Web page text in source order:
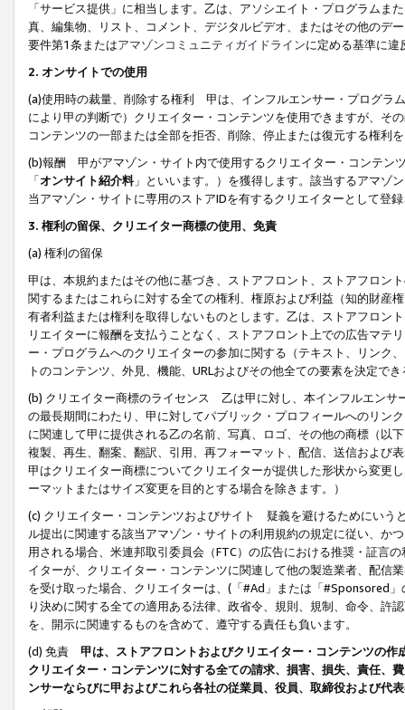
「サービス提供」に相当します。乙は、アソシエイト・プログラム
真、編集物、リスト、コメント、デジタルビデオ、またはその他のデ
要件第1条またはアマゾンコミュニティガイドラインに定める基準に違
2. オンサイトでの使用
(a)使用時の裁量、削除する権利 甲は、インフルエンサー・プログラ
により甲の判断で）クリエイター・コンテンツを使用できますが、そ
コンテンツの一部または全部を拒否、削除、停止または復元する権利
(b)報酬 甲がアマゾン・サイト内で使用するクリエイター・コンテン
「オンサイト紹介料」といいます。）を獲得します。該当するアマゾ
当アマゾン・サイトに専用のストアIDを有するクリエイターとして登
3. 権利の留保、クリエイター商標の使用、免責
(a) 権利の留保
甲は、本規約またはその他に基づき、ストアフロント、ストアフロン
関するまたはこれらに対する全ての権利、権原および利益（知的財産
有者利益または権利を取得しないものとします。乙は、ストアフロン
リエイターに報酬を支払うことなく、ストアフロント上での広告マテ
ー・プログラムへのクリエイターの参加に関する（テキスト、リンク
トのコンテンツ、外見、機能、URLおよびその他全ての要素を決定で
(b) クリエイター商標のライセンス 乙は甲に対し、本インフルエンサ
の最長期間にわたり、甲に対してパブリック・プロフィールへのリン
に関連して甲に提供される乙の名前、写真、ロゴ、その他の商標（以
複製、再生、翻案、翻訳、引用、再フォーマット、配信、送信および
甲はクリエイター商標についてクリエイターが提供した形状から変更
ーマットまたはサイズ変更を目的とする場合を除きます。）
(c) クリエイター・コンテンツおよびサイト 疑義を避けるためにいう
ル提出に関連する該当アマゾン・サイトの利用規約の規定に従い、か
用される場合、米連邦取引委員会（FTC）の広告における推奨・証言
イターが、クリエイター・コンテンツに関連して他の製造業者、配信
を受け取った場合、クリエイターは、(「#Ad」または「#Sponsored
り決めに関する全ての適用ある法律、政省令、規則、規制、命令、許
を、開示に関連するものを含めて、遵守する責任も負います。
(d) 免責 甲は、ストアフロントおよびクリエイター・コンテンツの
クリエイター・コンテンツに対する全ての請求、損害、損失、責任、
ンサーならびに甲およびこれら各社の従業員、役員、取締役および代